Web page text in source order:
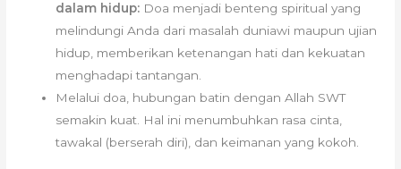
dalam hidup: Doa menjadi benteng spiritual yang
melindungi Anda dari masalah duniawi maupun ujian
hidup, memberikan ketenangan hati dan kekuatan
menghadapi tantangan.
Melalui doa, hubungan batin dengan Allah SWT
semakin kuat. Hal ini menumbuhkan rasa cinta,
tawakal (berserah diri), dan keimanan yang kokoh.